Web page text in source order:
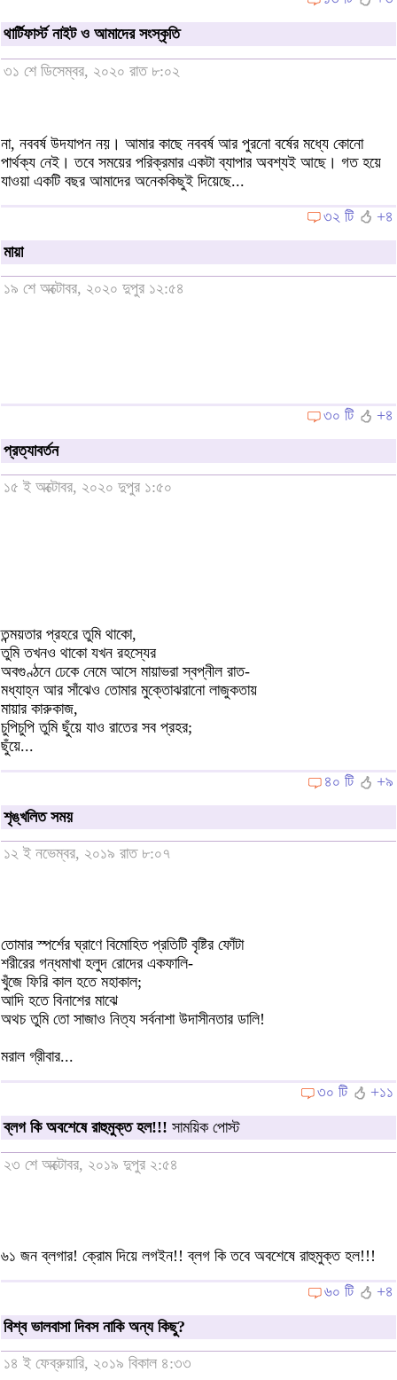
থার্টিফার্স্ট নাইট ও আমাদের সংস্কৃতি
৩১ শে ডিসেম্বর, ২০২০ রাত ৮:০২
না, নববর্ষ উদযাপন নয়। আমার কাছে নববর্ষ আর পুরনো বর্ষের মধ্যে কোনো
পার্থক্য নেই। তবে সময়ের পরিক্রমার একটা ব্যাপার অবশ্যই আছে। গত হয়ে
যাওয়া একটি বছর আমাদের অনেককিছুই দিয়েছে...
৩২ টি
+৪
মায়া
১৯ শে অক্টোবর, ২০২০ দুপুর ১২:৫৪
৩০ টি
+৪
প্রত্যাবর্তন
১৫ ই অক্টোবর, ২০২০ দুপুর ১:৫০
তন্ময়তার প্রহরে তুমি থাকো,
তুমি তখনও থাকো যখন রহস্যের
অবগুণ্ঠনে ঢেকে নেমে আসে মায়াভরা স্বপ্নীল রাত-
মধ্যাহ্ন আর সাঁঝেও তোমার মুক্তোঝরানো লাজুকতায়
মায়ার কারুকাজ,
চুপিচুপি তুমি ছুঁয়ে যাও রাতের সব প্রহর;
ছুঁয়ে...
৪০ টি
+৯
শৃঙ্খলিত সময়
১২ ই নভেম্বর, ২০১৯ রাত ৮:০৭
তোমার স্পর্শের ঘ্রাণে বিমোহিত প্রতিটি বৃষ্টির ফোঁটা
শরীরের গন্ধমাখা হলুদ রোদের একফালি-
খুঁজে ফিরি কাল হতে মহাকাল;
আদি হতে বিনাশের মাঝে
অথচ তুমি তো সাজাও নিত্য সর্বনাশা উদাসীনতার ডালি!
মরাল গ্রীবার...
৩০ টি
+১১
ব্লগ কি অবশেষে রাহুমুক্ত হল!!! সাময়িক পোস্ট
২৩ শে অক্টোবর, ২০১৯ দুপুর ২:৫৪
৬১ জন ব্লগার! ক্রোম দিয়ে লগইন!! ব্লগ কি তবে অবশেষে রাহুমুক্ত হল!!!
৬০ টি
+৪
বিশ্ব ভালবাসা দিবস নাকি অন্য কিছু?
১৪ ই ফেব্রুয়ারি, ২০১৯ বিকাল ৪:৩৩